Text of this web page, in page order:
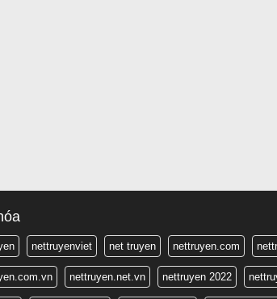
nettruyenviet net truyen nettruyen.com
nettruyen.net.vn nettruyen 2022